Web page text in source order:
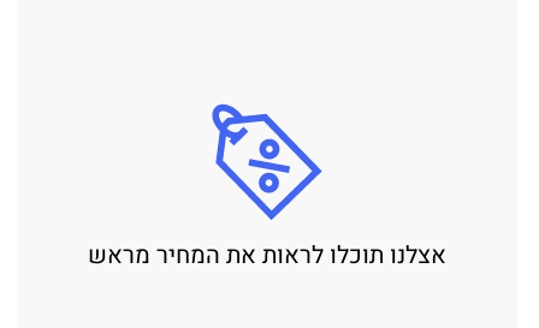
אצלנו תוכלו לראות את המחיר מראש